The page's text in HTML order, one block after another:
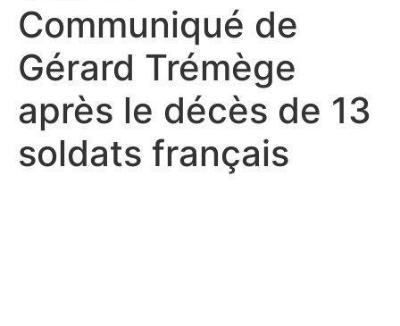
Communiqué de
Gérard Trémège
après le décès de 13
soldats français